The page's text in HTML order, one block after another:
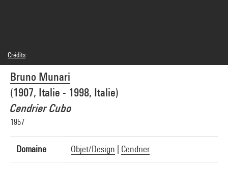
Bruno Munari
(1907, Italie - 1998, Italie)
Cendrier Cubo
1957
Domaine Objet/Design Cendrier
Crédits
Légende : Vue avec sa boîte d'origine
© Bruno Munari Heirs, under licence from Maurizio Corraini srl
Crédit photographique : Centre Pompidou, MNAM-CCI/Georges Meguerditchian/Dist.
GrandPalaisRmn
Réf. image : 4N42434